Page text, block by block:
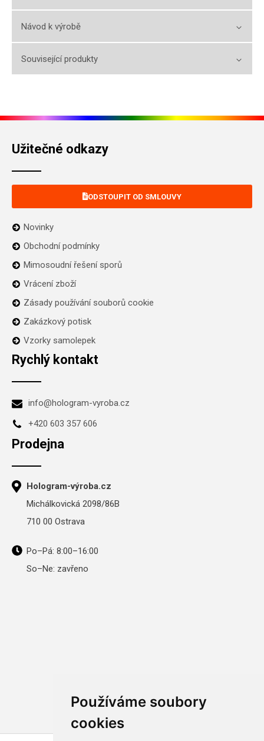
Používáme soubory
cookies
Návod k výrobě
Související produkty
Užitečné odkazy
ODSTOUPIT OD SMLOUVY
Novinky
Obchodní podmínky
Mimosoudní řešení sporů
Vrácení zboží
Zásady používání souborů cookie
Zakázkový potisk
Vzorky samolepek
Rychlý kontakt
info@hologram-vyroba.cz
+420 603 357 606
Prodejna
Hologram-výroba.cz
Michálkovická 2098/86B
710 00 Ostrava
Po–Pá: 8:00–16:00
So–Ne: zavřeno